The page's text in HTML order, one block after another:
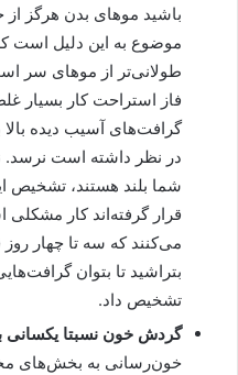
باشید موهای بدن هرگز
موضوع به این دلیل است
طولانی‌تر از موهای سر
فاز استراحت کار
گرافت‌های آسیب دیده بالا
در نظر داشته است نرسد.
شما بلند هستند، تشخیص
قرار گرفته‌اند کار
می‌کنند که سه تا چهار
بتراشید تا بتوان
تشخیص داد.
گردش خون نسبتا یکسانی
خون‌رسانی به بخش‌های